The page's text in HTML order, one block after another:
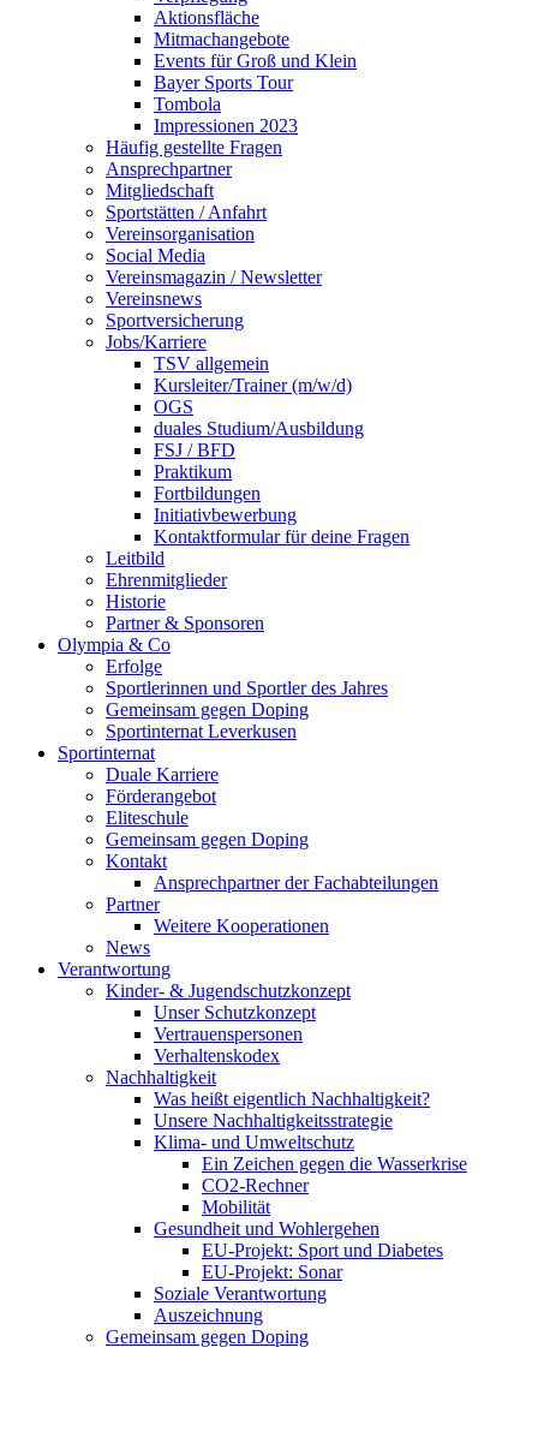
Aktionsfläche
Mitmachangebote
Events für Groß und Klein
Bayer Sports Tour
Tombola
Impressionen 2023
Häufig gestellte Fragen
Ansprechpartner
Mitgliedschaft
Sportstätten / Anfahrt
Vereinsorganisation
Social Media
Vereinsmagazin / Newsletter
Vereinsnews
Sportversicherung
Jobs/Karriere
TSV allgemein
Kursleiter/Trainer (m/w/d)
OGS
duales Studium/Ausbildung
FSJ / BFD
Praktikum
Fortbildungen
Initiativbewerbung
Kontaktformular für deine Fragen
Leitbild
Ehrenmitglieder
Historie
Partner & Sponsoren
Olympia & Co
Erfolge
Sportlerinnen und Sportler des Jahres
Gemeinsam gegen Doping
Sportinternat Leverkusen
Sportinternat
Duale Karriere
Förderangebot
Eliteschule
Gemeinsam gegen Doping
Kontakt
Ansprechpartner der Fachabteilungen
Partner
Weitere Kooperationen
News
Verantwortung
Kinder- & Jugendschutzkonzept
Unser Schutzkonzept
Vertrauenspersonen
Verhaltenskodex
Nachhaltigkeit
Was heißt eigentlich Nachhaltigkeit?
Unsere Nachhaltigkeitsstrategie
Klima- und Umweltschutz
Ein Zeichen gegen die Wasserkrise
CO2-Rechner
Mobilität
Gesundheit und Wohlergehen
EU-Projekt: Sport und Diabetes
EU-Projekt: Sonar
Soziale Verantwortung
Auszeichnung
Gemeinsam gegen Doping